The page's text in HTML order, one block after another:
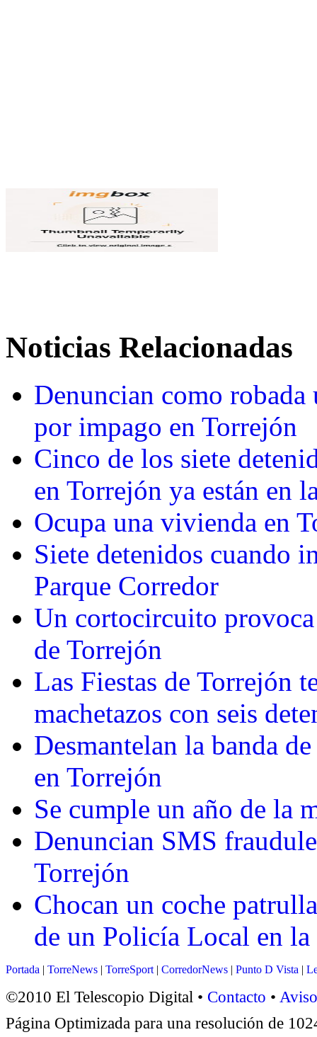
Noticias Relacionadas
Denuncian como robada
por impago en Torrejón
Cinco de los siete
en Torrejón ya están en
Ocupa una vivienda en
Siete detenidos cuando
Parque Corredor
Un cortocircuito
de Torrejón
Las Fiestas de Torrejón
machetazos con seis
Desmantelan la banda
en Torrejón
Se cumple un año de la
Denuncian SMS
Torrejón
Chocan un coche
de un Policía Local en la
Portada | TorreNews | TorreSport | CorredorNews | Punto D Vista |
©2010 El Telescopio Digital • Contacto •
Página Optimizada para una resolución de